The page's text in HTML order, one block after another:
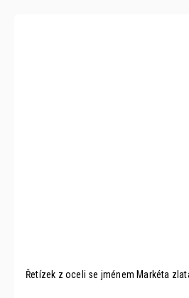
Řetízek z oceli se jménem Markéta